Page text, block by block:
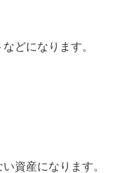
どになります。
い資産になります。